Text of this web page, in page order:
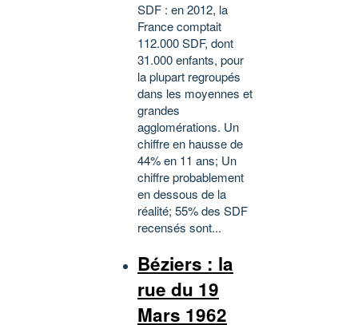
SDF : en 2012, la
France comptait
112.000 SDF, dont
31.000 enfants, pour
la plupart regroupés
dans les moyennes et
grandes
agglomérations. Un
chiffre en hausse de
44% en 11 ans; Un
chiffre probablement
en dessous de la
réalité; 55% des SDF
recensés sont...
Béziers : la
rue du 19
Mars 1962